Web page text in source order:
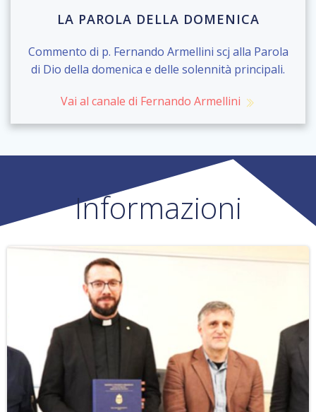
LA PAROLA DELLA DOMENICA
Commento di p. Fernando Armellini scj alla Parola
di Dio della domenica e delle solennità principali.
Vai al canale di Fernando Armellini
Informazioni